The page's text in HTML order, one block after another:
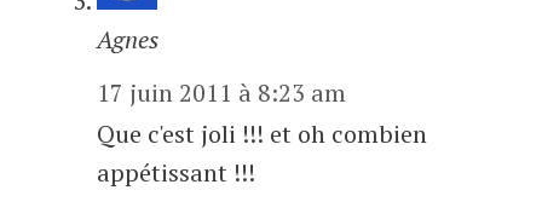
Agnes
17 juin 2011 à 8:23 am
Que c'est joli !!! et oh combien
appétissant !!!